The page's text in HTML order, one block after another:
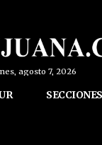
agosto 7, 2026
SECCIONES